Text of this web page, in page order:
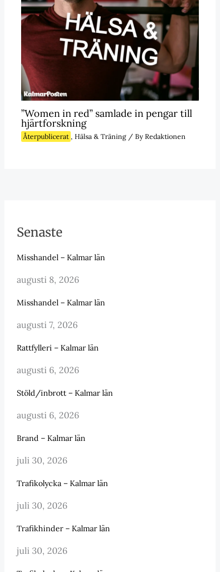
”Women in red” samlade in pengar till
hjärtforskning
Återpublicerat , Hälsa & Träning/ ByRedaktionen
Senaste
Misshandel – Kalmar län
augusti 8, 2026
Misshandel – Kalmar län
augusti 7, 2026
Rattfylleri – Kalmar län
augusti 6, 2026
Stöld/inbrott – Kalmar län
augusti 6, 2026
Brand – Kalmar län
juli 30, 2026
Trafikolycka – Kalmar län
juli 30, 2026
Trafikhinder – Kalmar län
juli 30, 2026